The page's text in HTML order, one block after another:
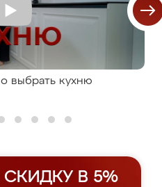
выбрать кухню
В 5%